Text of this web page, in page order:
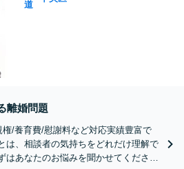
道
離婚問題
権/養育費/慰謝料など対応実績豊富で
は、相談者の気持ちをどれだけ理解で
はあなたのお悩みを聞かせてくださ